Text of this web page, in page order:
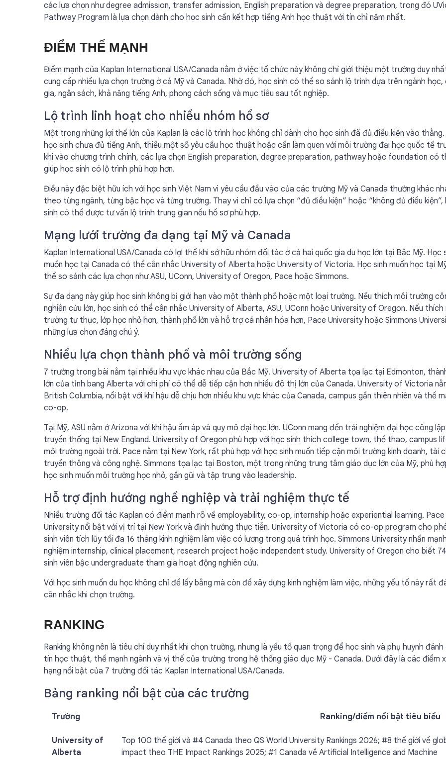
các lựa chọn như degree admission, transfer admission, English preparation và degree preparation, trong đó
Pathway Program là lựa chọn dành cho học sinh cần kết hợp tiếng Anh học thuật với tín chỉ năm nhất.
ĐIỂM THẾ MẠNH
Điểm mạnh của Kaplan International USA/Canada nằm ở việc tổ chức này không chỉ giới thiệu một trường duy
cung cấp nhiều lựa chọn trường ở cả Mỹ và Canada. Nhờ đó, học sinh có thể so sánh lộ trình dựa trên ngành học,
gia, ngân sách, khả năng tiếng Anh, phong cách sống và mục tiêu sau tốt nghiệp.
Lộ trình linh hoạt cho nhiều nhóm hồ sơ
Một trong những lợi thế lớn của Kaplan là các lộ trình học không chỉ dành cho học sinh đã đủ điều kiện vào thẳng.
học sinh chưa đủ tiếng Anh, thiếu một số yêu cầu học thuật hoặc cần làm quen với môi trường đại học quốc tế
khi vào chương trình chính, các lựa chọn English preparation, degree preparation, pathway hoặc foundation có
giúp học sinh có lộ trình phù hợp hơn.
Điều này đặc biệt hữu ích với học sinh Việt Nam vì yêu cầu đầu vào của các trường Mỹ và Canada thường khác
theo từng ngành, từng bậc học và từng trường. Thay vì chỉ có lựa chọn “đủ điều kiện” hoặc “không đủ điều kiện”,
sinh có thể được tư vấn lộ trình trung gian nếu hồ sơ phù hợp.
Mạng lưới trường đa dạng tại Mỹ và Canada
Kaplan International USA/Canada có lợi thế khi sở hữu nhóm đối tác ở cả hai quốc gia du học lớn tại Bắc Mỹ. Học
muốn học tại Canada có thể cân nhắc University of Alberta hoặc University of Victoria. Học sinh muốn học tại
thể so sánh các lựa chọn như ASU, UConn, University of Oregon, Pace hoặc Simmons.
Sự đa dạng này giúp học sinh không bị giới hạn vào một thành phố hoặc một loại trường. Nếu thích môi trường
nghiên cứu lớn, học sinh có thể cân nhắc University of Alberta, ASU, UConn hoặc University of Oregon. Nếu thích
trường tư thục, lớp học nhỏ hơn, thành phố lớn và hỗ trợ cá nhân hóa hơn, Pace University hoặc Simmons
những lựa chọn đáng chú ý.
Nhiều lựa chọn thành phố và môi trường sống
7 trường trong bài nằm tại nhiều khu vực khác nhau của Bắc Mỹ. University of Alberta tọa lạc tại Edmonton,
lớn của tỉnh bang Alberta với chi phí có thể dễ tiếp cận hơn nhiều đô thị lớn của Canada. University of Victoria
British Columbia, nổi bật với khí hậu dễ chịu hơn nhiều khu vực khác của Canada, campus gần thiên nhiên và thế
co-op.
Tại Mỹ, ASU nằm ở Arizona với khí hậu ấm áp và quy mô đại học lớn. UConn mang đến trải nghiệm đại học công lập
truyền thống tại New England. University of Oregon phù hợp với học sinh thích college town, thể thao, campus
môi trường ngoài trời. Pace nằm tại New York, rất phù hợp với học sinh muốn tiếp cận môi trường kinh doanh, tài
truyền thông và công nghệ. Simmons tọa lạc tại Boston, một trong những trung tâm giáo dục lớn của Mỹ, phù
học sinh muốn môi trường học nhỏ, gần gũi và tập trung vào leadership.
Hỗ trợ định hướng nghề nghiệp và trải nghiệm thực tế
Nhiều trường đối tác Kaplan có điểm mạnh rõ về employability, co-op, internship hoặc experiential learning. Pace
University nổi bật với vị trí tại New York và định hướng thực tiễn. University of Victoria có co-op program cho
sinh viên tích lũy tối đa 16 tháng kinh nghiệm làm việc có lương trong quá trình học. Simmons University nhấn
nghiệm internship, clinical placement, research project hoặc independent study. University of Oregon cho biết
sinh viên bậc undergraduate tham gia hoạt động nghiên cứu.
Với học sinh muốn du học không chỉ để lấy bằng mà còn để xây dựng kinh nghiệm làm việc, những yếu tố này rất
cân nhắc khi chọn trường.
RANKING
Ranking không nên là tiêu chí duy nhất khi chọn trường, nhưng là yếu tố quan trọng để học sinh và phụ huynh đánh
tín học thuật, thế mạnh ngành và vị thế của trường trong hệ thống giáo dục Mỹ - Canada. Dưới đây là các điểm
hạng nổi bật của 7 trường đối tác Kaplan International USA/Canada.
Bảng ranking nổi bật của các trường
Trường Ranking/điểm nổi bật tiêu biểu
University of
Alberta
Top 100 thế giới và #4 Canada theo QS World University Rankings 2026; #8 thế giới về
impact theo THE Impact Rankings 2025; #1 Canada về Artificial Intelligence and Machine